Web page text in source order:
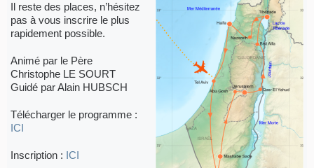
Il reste des places, n’hésitez
pas à vous inscrire le plus
rapidement possible.
Animé par le Père
Christophe LE SOURT
Guidé par Alain HUBSCH
Télécharger le programme :
ICI
Inscription : ICI